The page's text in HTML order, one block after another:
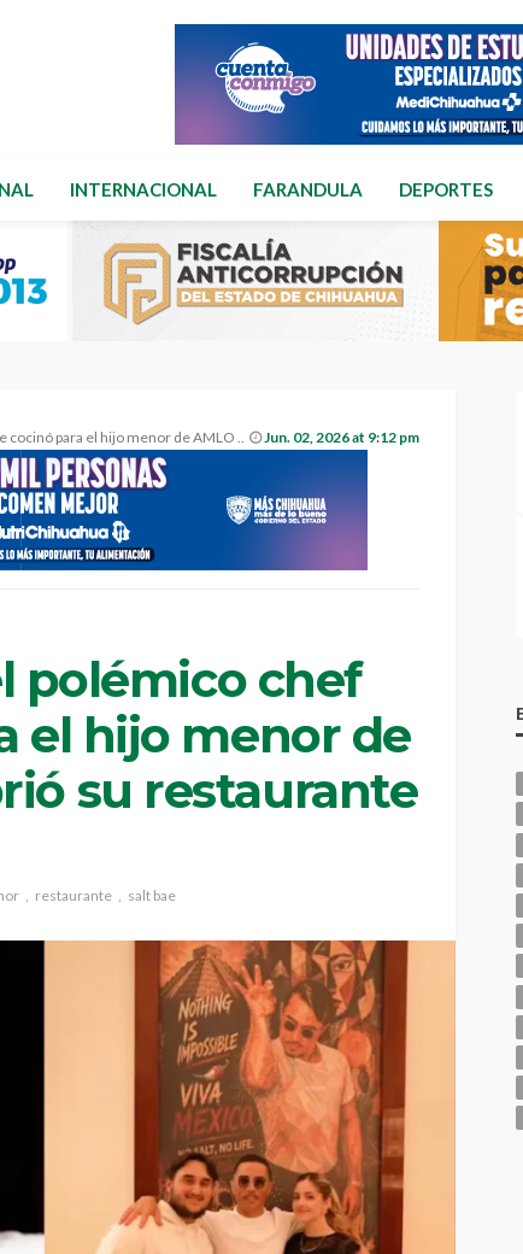
INTERNACIONAL FARANDULA DEPORTES
menor de AMLO y que abrió su restaurante en CDMX. Jun. 02, 2026 at 9:12 pm
polémico chef
el hijo menor de
su restaurante
restaurante salt bae